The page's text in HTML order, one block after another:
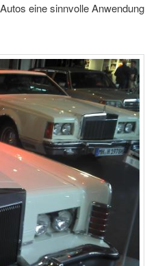
eine sinnvolle Anwendung